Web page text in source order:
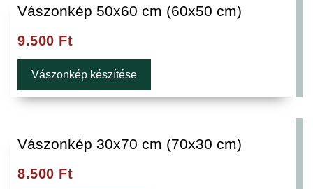
Vászonkép 50x60 cm (60x50 cm)
9.500 Ft
Vászonkép készítése
Vászonkép 30x70 cm (70x30 cm)
8.500 Ft